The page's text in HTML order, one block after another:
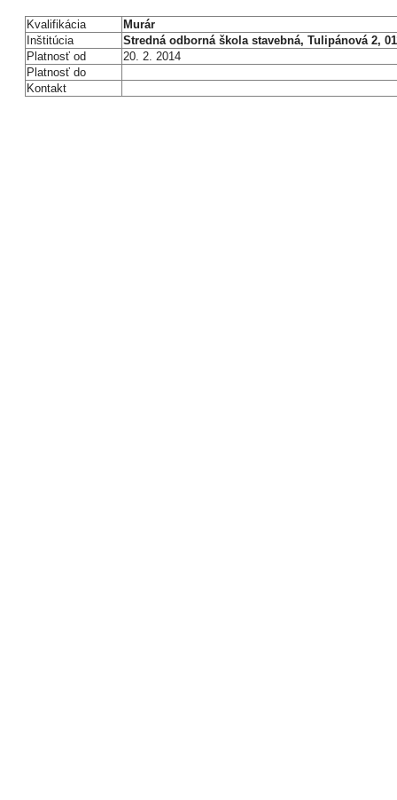
Kvalifikácia
Murár
Inštitúcia
Stredná odborná škola stavebná, Tulipánová 2,
Platnosť od
20. 2. 2014
Platnosť do
Kontakt